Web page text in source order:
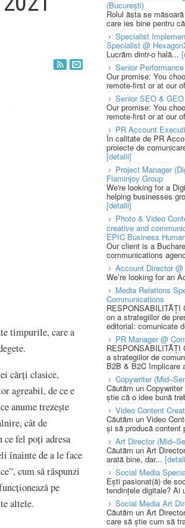
timpurile, care a
cărți clasice,
agreabil, de ce e
anume trezește
cât de
fel poți adresa
înainte de a le face
cum să răspunzi
pe
altele.
(București)
Rolul ăsta se
care ies bine pentru
Specialist
Specialist @
Lucrăm dintr-o hală...
Senior
Our promise: You
remote-first or at our
Senior SEO &
Our promise: You
remote-first or at our
PR Account
În calitate de PR
proiecte de
[detalii]
Project Manager
Flaminjoy Group
We're looking for a
helping businesses
[detalii]
Photo & Video
creative and
EPIC Business
Our client is a
communications
Account Director
We’re looking for an
Media Relations
Communications
RESPONSABILITĂȚI
on a strategiilor de
editorial: comunicate
PR Manager @
RESPONSABILITĂȚI
a strategiilor de
B2B & B2C Implicare
Copywriter
Căutăm un
știe că o idee bună
Video Content
Căutăm un Video
și să producă
Art Director
Căutăm un Art
arată bine, dar...
Social Media
Ești pasionat(ă) de
tendințele digitale? Ai
Social Media Art
Căutăm un Art
care să știe cum să